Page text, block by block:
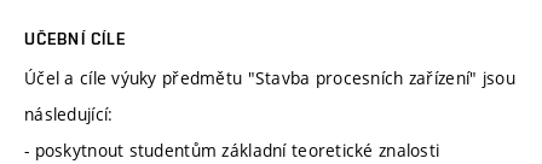
UČEBNÍ CÍLE
Účel a cíle výuky předmětu "Stavba procesních zařízení" jsou
následující:
- poskytnout studentům základní teoretické znalosti